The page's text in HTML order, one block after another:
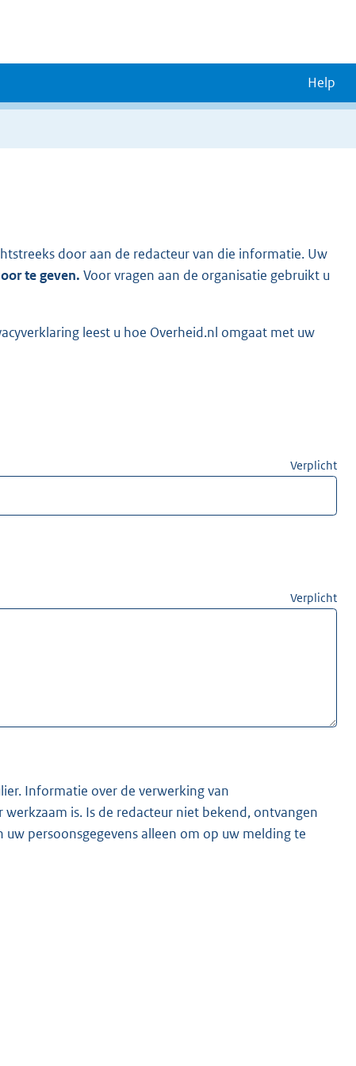
Help
door aan de redacteur van die informatie. Uw
te geven. Voor vragen aan de organisatie gebruikt u
leest u hoe Overheid.nl omgaat met uw
Verplicht
Verplicht
Informatie over de verwerking van
ontvangen
persoonsgegevens alleen om op uw melding te